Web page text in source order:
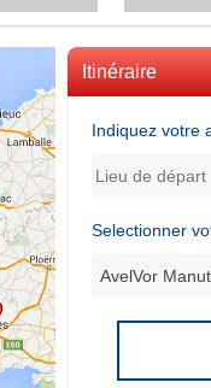
Itinéraire
Indiquez votre
Selectionner